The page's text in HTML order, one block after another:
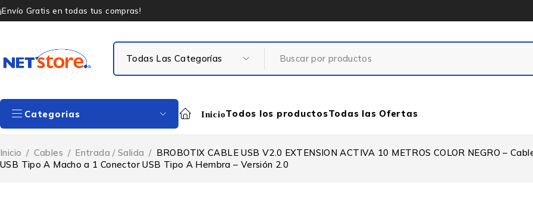
¡Envío Gratis en todas tus compras!
Categorias InicioTodos los productosTodas las Ofertas
Inicio / Cables / Entrada / Salida / BROBOTIX CABLE USB V2.0 EXTENSION ACTIVA 10 METROS COLOR NEGRO –
USB Tipo A Macho a 1 Conector USB Tipo A Hembra – Versión 2.0